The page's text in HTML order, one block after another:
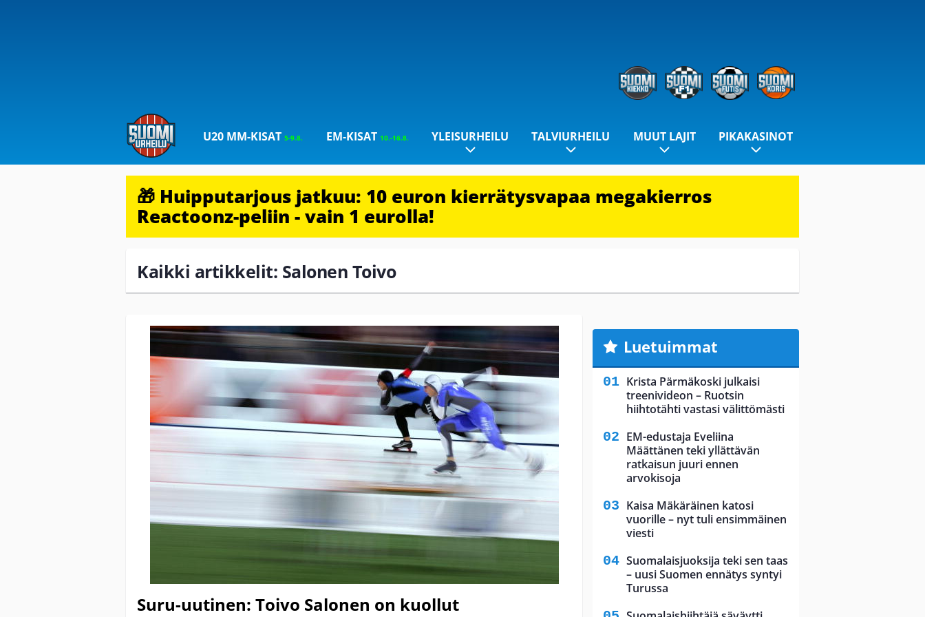
U20 MM-KISAT5-9.8. EM-KISAT 10.-16.8. YLEISURHEILU TALVIURHEILU MUUT LAJIT PIKAKASINOT
🎁 Huipputarjous jatkuu: 10 euron kierrätysvapaa megakierros
Reactoonz-peliin - vain 1 eurolla!
Kaikki artikkelit: Salonen Toivo
Suru-uutinen: Toivo Salonen on kuollut
Luetuimmat
Krista Pärmäkoski julkaisi
treenivideon – Ruotsin
hiihtotähti vastasi välittömästi
EM-edustaja Eveliina
Määttänen teki yllättävän
ratkaisun juuri ennen
arvokisoja
Kaisa Mäkäräinen katosi
vuorille – nyt tuli ensimmäinen
viesti
Suomalaisjuoksija teki sen taas
– uusi Suomen ennätys syntyi
Turussa